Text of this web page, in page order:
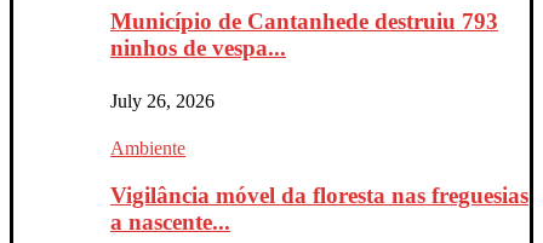
Município de Cantanhede destruiu 793
ninhos de vespa...
July 26, 2026
Ambiente
Vigilância móvel da floresta nas freguesias
a nascente...